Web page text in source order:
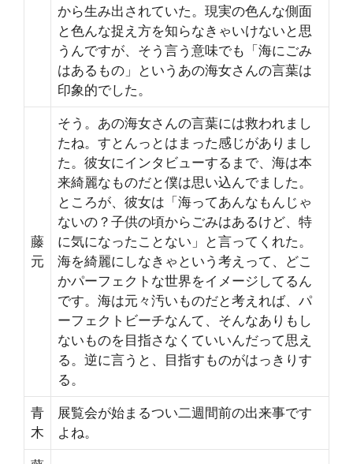
から生み出されていた。現実の色んな側面
と色んな捉え方を知らなきゃいけないと思
うんですが、そう言う意味でも「海にごみ
はあるもの」というあの海女さんの言葉は
印象的でした。
藤
元
そう。あの海女さんの言葉には救われまし
たね。すとんっとはまった感じがありまし
た。彼女にインタビューするまで、海は本
来綺麗なものだと僕は思い込んでました。
ところが、彼女は「海ってあんなもんじゃ
ないの？子供の頃からごみはあるけど、特
に気になったことない」と言ってくれた。
海を綺麗にしなきゃという考えって、どこ
かパーフェクトな世界をイメージしてるん
です。海は元々汚いものだと考えれば、パ
ーフェクトビーチなんて、そんなありもし
ないものを目指さなくていいんだって思え
る。逆に言うと、目指すものがはっきりす
る。
青
木
展覧会が始まるつい二週間前の出来事です
よね。